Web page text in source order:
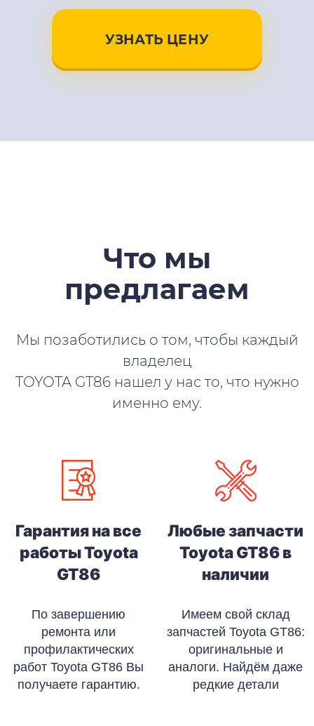
УЗНАТЬ ЦЕНУ
Что мы
предлагаем
Мы позаботились о том, чтобы каждый
владелец
TOYOTA GT86 нашел у нас то, что нужно
именно ему.
Гарантия на все
работы Toyota
GT86
По завершению
ремонта или
профилактических
работ Toyota GT86 Вы
получаете гарантию.
Любые запчасти
Toyota GT86 в
наличии
Имеем свой склад
запчастей Toyota GT86:
оригинальные и
аналоги. Найдём даже
редкие детали